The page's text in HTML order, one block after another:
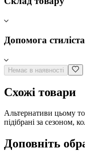
Допомога стиліста
Немає в наявності
Схожі товари
Альтернативи цьому
підібрані за сезоном,
Доповніть